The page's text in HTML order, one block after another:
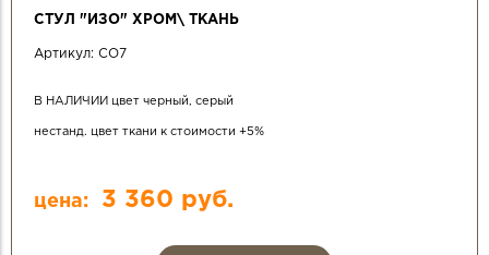
СТУЛ "ИЗО" ХРОМ\ ТКАНЬ
Артикул: СО7
В НАЛИЧИИ цвет черный, серый
нестанд. цвет ткани к стоимости +5%
цена: 3 360 руб.